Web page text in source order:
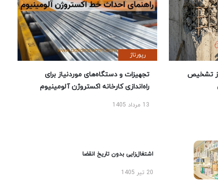
تشخیص
رپورتاژ
تجهیزات و دستگاه‌های موردنیاز برای
راه‌اندازی کارخانه اکستروژن آلومینیوم
13 مرداد 1405
اشتغال‌زایی بدون تاریخ انقضا
20 تیر 1405